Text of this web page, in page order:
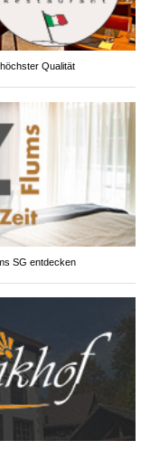
Qualität
SG entdecken